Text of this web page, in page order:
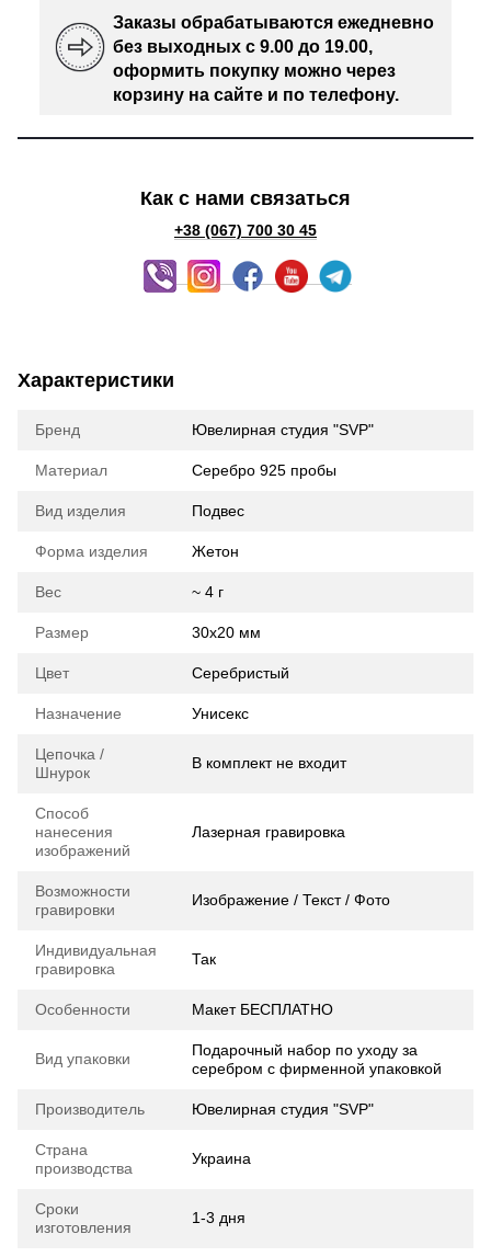
Заказы обрабатываются ежедневно
без выходных с 9.00 до 19.00,
оформить покупку можно через
корзину на сайте и по телефону.
Как с нами связаться
+38 (067) 700 30 45
Характеристики
Бренд Ювелирная студия "SVP"
Материал Серебро 925 пробы
Вид изделия Подвес
Форма изделия Жетон
Вес ~ 4 г
Размер 30х20 мм
Цвет Серебристый
Назначение Унисекс
Цепочка /
Шнурок
В комплект не входит
Способ
нанесения
изображений
Лазерная гравировка
Возможности
гравировки
Изображение / Текст / Фото
Индивидуальная
гравировка
Так
Особенности Макет БЕСПЛАТНО
Вид упаковки
Подарочный набор по уходу за
серебром с фирменной упаковкой
Производитель Ювелирная студия "SVP"
Страна
производства
Украина
Сроки
изготовления
1-3 дня